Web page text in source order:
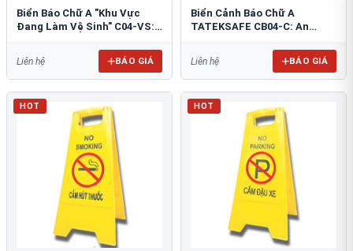
Biển Báo Chữ A "Khu Vực
Đang Làm Vệ Sinh" C04-VS:
Liên hệ BÁO GIÁ
Biển Cảnh Báo Chữ A
TATEKSAFE CB04-C: An
Liên hệ BÁO GIÁ
HOT HOT